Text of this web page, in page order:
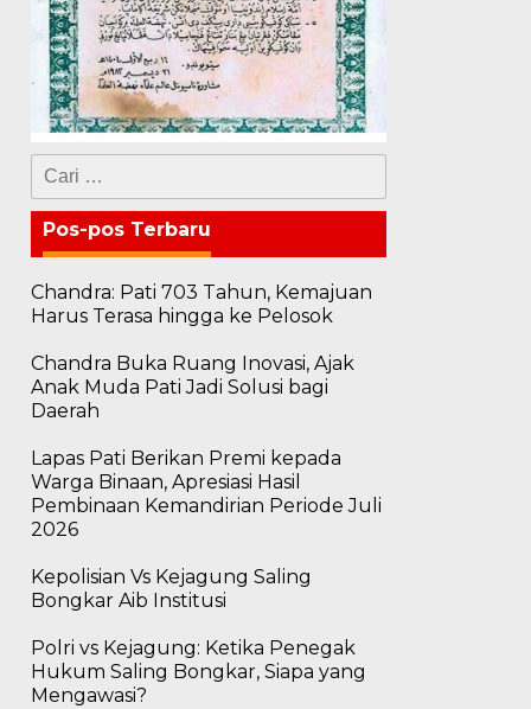
Cari
untuk:
Pos-pos Terbaru
Chandra: Pati 703 Tahun, Kemajuan
Harus Terasa hingga ke Pelosok
Chandra Buka Ruang Inovasi, Ajak
Anak Muda Pati Jadi Solusi bagi
Daerah
Lapas Pati Berikan Premi kepada
Warga Binaan, Apresiasi Hasil
Pembinaan Kemandirian Periode Juli
2026
Kepolisian Vs Kejagung Saling
Bongkar Aib Institusi
Polri vs Kejagung: Ketika Penegak
Hukum Saling Bongkar, Siapa yang
Mengawasi?